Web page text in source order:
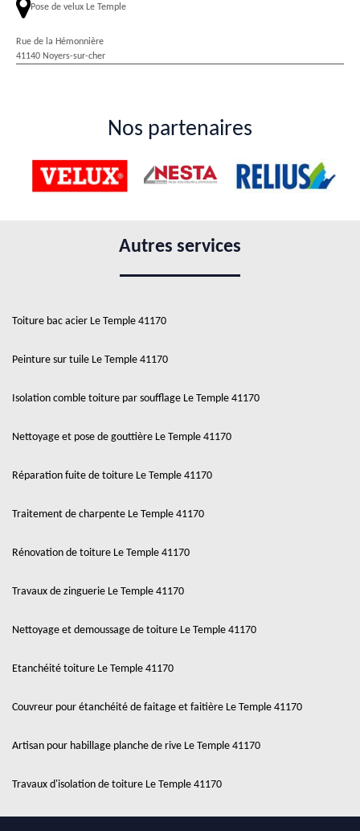
Pose de velux Le Temple
Rue de la Hémonnière
41140 Noyers-sur-cher
Nos partenaires
Autres services
Toiture bac acier Le Temple 41170
Peinture sur tuile Le Temple 41170
Isolation comble toiture par soufflage Le Temple 41170
Nettoyage et pose de gouttière Le Temple 41170
Réparation fuite de toiture Le Temple 41170
Traitement de charpente Le Temple 41170
Rénovation de toiture Le Temple 41170
Travaux de zinguerie Le Temple 41170
Nettoyage et demoussage de toiture Le Temple 41170
Etanchéité toiture Le Temple 41170
Couvreur pour étanchéité de faitage et faitière Le Temple 41170
Artisan pour habillage planche de rive Le Temple 41170
Travaux d'isolation de toiture Le Temple 41170